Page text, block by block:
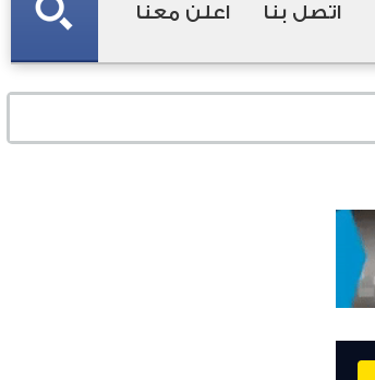
اتصل بنا اعلن معنا